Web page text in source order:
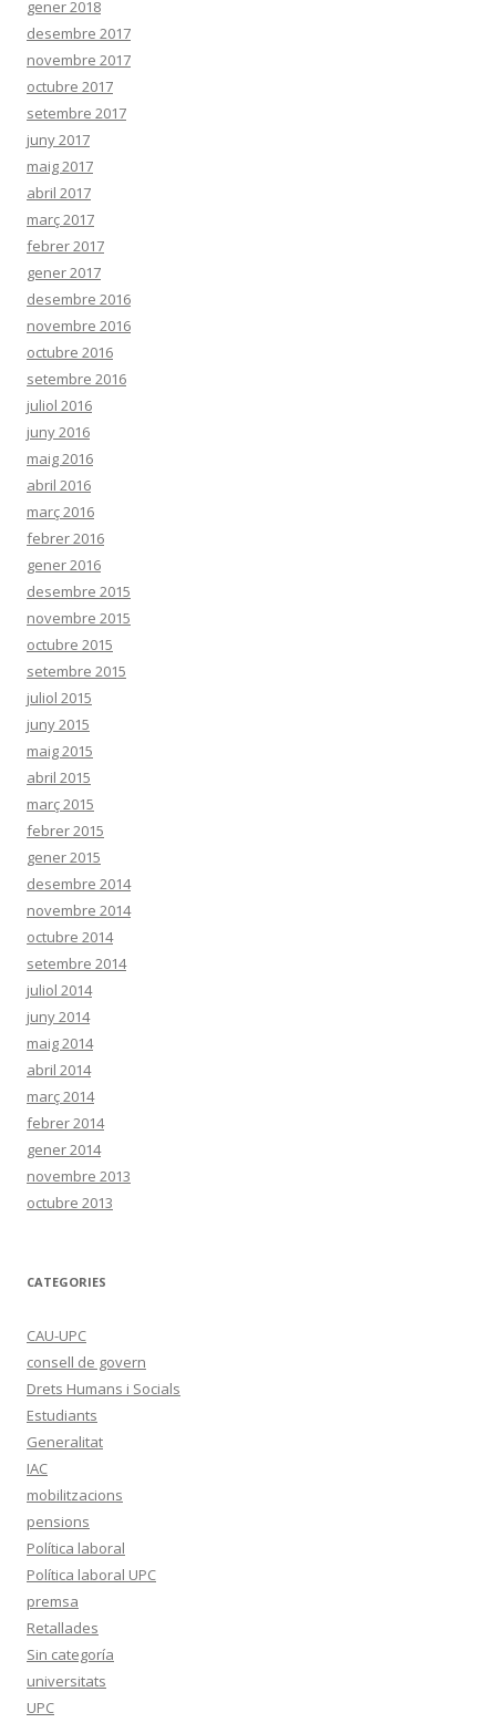
gener 2018
desembre 2017
novembre 2017
octubre 2017
setembre 2017
juny 2017
maig 2017
abril 2017
març 2017
febrer 2017
gener 2017
desembre 2016
novembre 2016
octubre 2016
setembre 2016
juliol 2016
juny 2016
maig 2016
abril 2016
març 2016
febrer 2016
gener 2016
desembre 2015
novembre 2015
octubre 2015
setembre 2015
juliol 2015
juny 2015
maig 2015
abril 2015
març 2015
febrer 2015
gener 2015
desembre 2014
novembre 2014
octubre 2014
setembre 2014
juliol 2014
juny 2014
maig 2014
abril 2014
març 2014
febrer 2014
gener 2014
novembre 2013
octubre 2013
CATEGORIES
CAU-UPC
consell de govern
Drets Humans i Socials
Estudiants
Generalitat
IAC
mobilitzacions
pensions
Política laboral
Política laboral UPC
premsa
Retallades
Sin categoría
universitats
UPC